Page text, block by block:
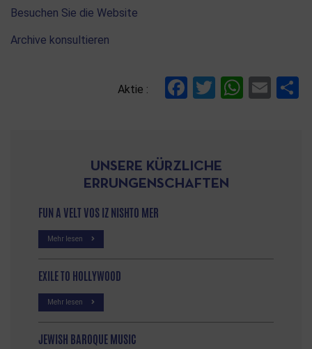
Besuchen Sie die Website
Archive konsultieren
Aktie : Facebook
Twitter
UNSERE KÜRZLICHE
ERRUNGENSCHAFTEN
FUN A VELT VOS IZ NISHTO MER
Mehr lesen
EXILE TO HOLLYWOOD
Mehr lesen
JEWISH BAROQUE MUSIC